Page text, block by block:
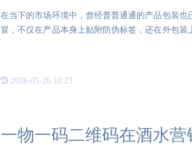
在当下的市场环境中，曾经普普通通的产品包装
冒，不仅在产品本身上贴附防伪标签，还在外包
2026-05-26 10:23
一物一码二维码在酒水营